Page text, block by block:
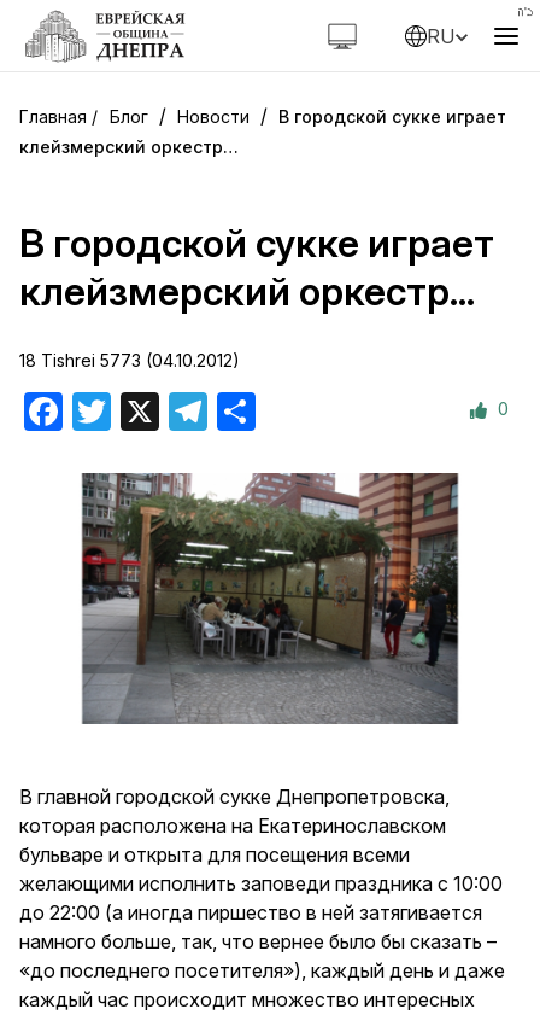
RU
Блог / Новости / В городской сукке играет
клейзмерский оркестр…
В городской сукке играет
клейзмерский оркестр…
18 Tishrei 5773 (04.10.2012)
Facebook
Twitter Telegram 0
В главной городской сукке Днепропетровска,
которая расположена на Екатеринославском
бульваре и открыта для посещения всеми
желающими исполнить заповеди праздника с 10:00
до 22:00 (а иногда пиршество в ней затягивается
намного больше, так, что вернее было бы сказать –
«до последнего посетителя»), каждый день и даже
каждый час происходит множество интересных